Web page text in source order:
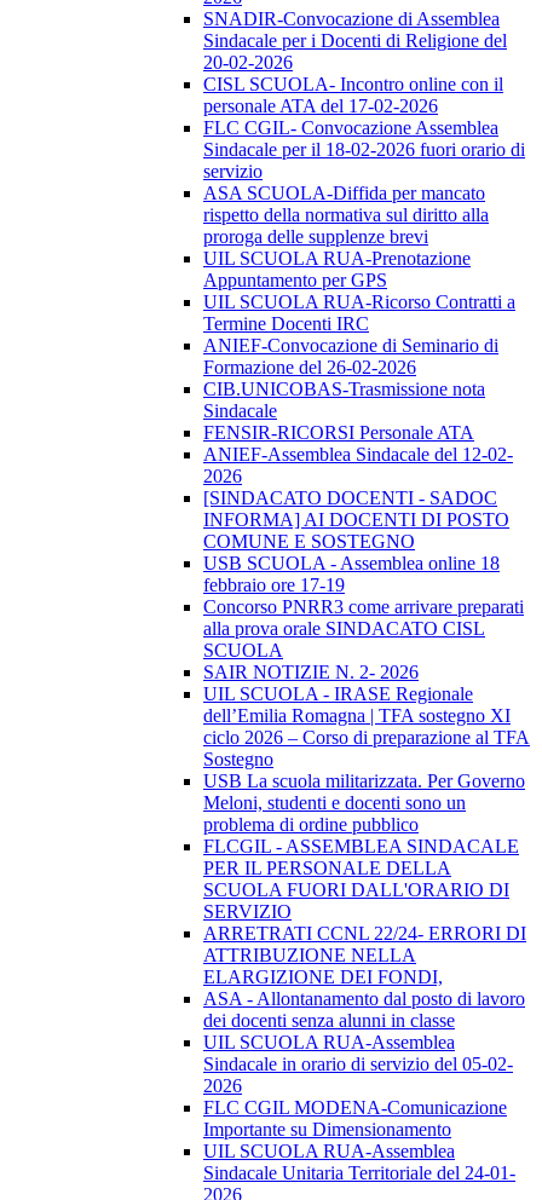
SNADIR-Convocazione di Assemblea
Sindacale per i Docenti di Religione del
20-02-2026
CISL SCUOLA- Incontro online con il
personale ATA del 17-02-2026
FLC CGIL- Convocazione Assemblea
Sindacale per il 18-02-2026 fuori orario di
servizio
ASA SCUOLA-Diffida per mancato
rispetto della normativa sul diritto alla
proroga delle supplenze brevi
UIL SCUOLA RUA-Prenotazione
Appuntamento per GPS
UIL SCUOLA RUA-Ricorso Contratti a
Termine Docenti IRC
ANIEF-Convocazione di Seminario di
Formazione del 26-02-2026
CIB.UNICOBAS-Trasmissione nota
Sindacale
FENSIR-RICORSI Personale ATA
ANIEF-Assemblea Sindacale del 12-02-
2026
[SINDACATO DOCENTI - SADOC
INFORMA] AI DOCENTI DI POSTO
COMUNE E SOSTEGNO
USB SCUOLA - Assemblea online 18
febbraio ore 17-19
Concorso PNRR3 come arrivare preparati
alla prova orale SINDACATO CISL
SCUOLA
SAIR NOTIZIE N. 2- 2026
UIL SCUOLA - IRASE Regionale
dell’Emilia Romagna | TFA sostegno XI
ciclo 2026 – Corso di preparazione al TFA
Sostegno
USB La scuola militarizzata. Per Governo
Meloni, studenti e docenti sono un
problema di ordine pubblico
FLCGIL - ASSEMBLEA SINDACALE
PER IL PERSONALE DELLA
SCUOLA FUORI DALL'ORARIO DI
SERVIZIO
ARRETRATI CCNL 22/24- ERRORI DI
ATTRIBUZIONE NELLA
ELARGIZIONE DEI FONDI,
ASA - Allontanamento dal posto di lavoro
dei docenti senza alunni in classe
UIL SCUOLA RUA-Assemblea
Sindacale in orario di servizio del 05-02-
2026
FLC CGIL MODENA-Comunicazione
Importante su Dimensionamento
UIL SCUOLA RUA-Assemblea
Sindacale Unitaria Territoriale del 24-01-
2026